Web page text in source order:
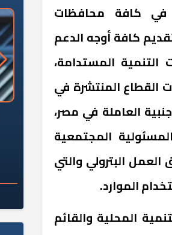
في كافة محافظات
كافة أوجه الدعم
المستدامة،
القطاع المنتشرة في
العاملة في مصر،
المجتمعية
البترولي والتي
الموارد.
المحلية والقائم
سلامة الغذاء: 285 ألف طن صادرات
غذائية في أسبوع